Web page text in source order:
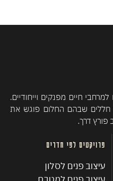
חיים מפנקים וייחודיים.
שבהם החלום פוגש את
פורץ דרך.
פרויקטים לפי חדרים
עיצוב פנים לסלון